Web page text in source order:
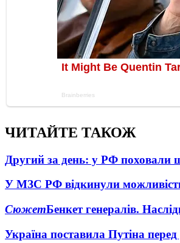
ЧИТАЙТЕ ТАКОЖ
Другий за день: у РФ поховали
У МЗС РФ відкинули
СюжетБенкет генералів.
Україна поставила Путіна